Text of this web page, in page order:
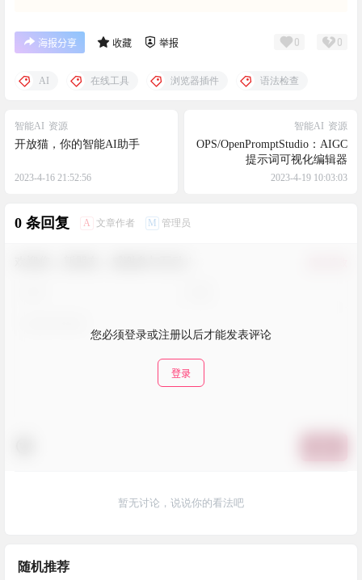
海报分享 收藏 举报 0 0
AI 在线工具 浏览器插件 语法检查
智能AI 资源
开放猫，你的智能AI助手
2023-4-16 21:52:56
智能AI 资源
OPS/OpenPromptStudio：AIGC
提示词可视化编辑器
2023-4-19 10:03:03
0 条回复 A 文章作者 M 管理员
您必须登录或注册以后才能发表评论
登录
暂无讨论，说说你的看法吧
随机推荐